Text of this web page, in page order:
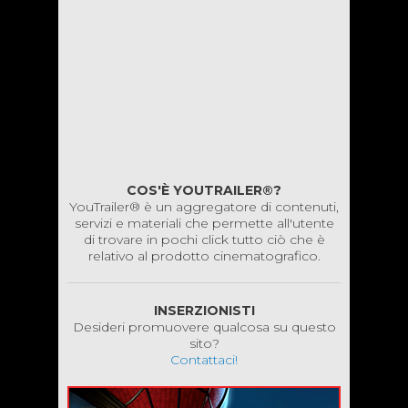
COS'È YOUTRAILER®?
YouTrailer® è un aggregatore di contenuti,
servizi e materiali che permette all'utente
di trovare in pochi click tutto ciò che è
relativo al prodotto cinematografico.
INSERZIONISTI
Desideri promuovere qualcosa su questo
sito?
Contattaci!